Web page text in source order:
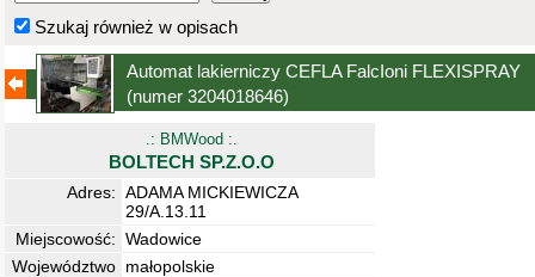
Szukaj również w opisach
Automat lakierniczy CEFLA FalcIoni FLEXISPRAY
(numer 3204018646)
.: BMWood :.
BOLTECH SP.Z.O.O
Adres: ADAMA MICKIEWICZA
29/A.13.11
Miejscowość: Wadowice
Województwo małopolskie